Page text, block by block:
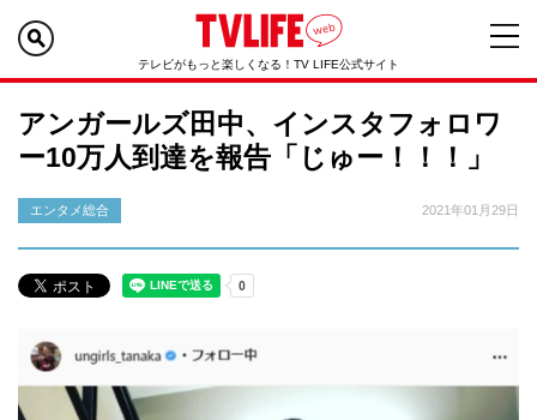
テレビがもっと楽しくなる！TV LIFE公式サイト
アンガールズ田中、インスタフォロワ
ー10万人到達を報告「じゅー！！！」
エンタメ総合 2021年01月29日